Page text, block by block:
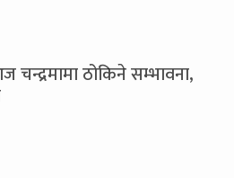
ठोकिने सम्भावना,